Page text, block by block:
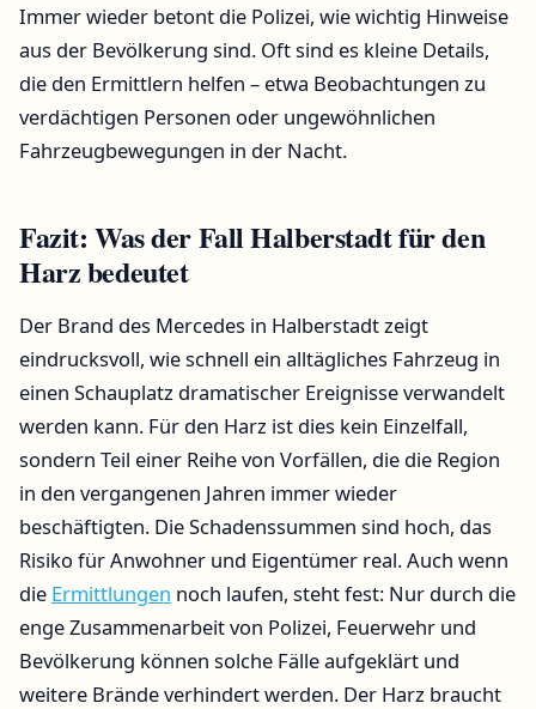
Immer wieder betont die Polizei, wie wichtig Hinweise
aus der Bevölkerung sind. Oft sind es kleine Details,
die den Ermittlern helfen – etwa Beobachtungen zu
verdächtigen Personen oder ungewöhnlichen
Fahrzeugbewegungen in der Nacht.
Fazit: Was der Fall Halberstadt für den
Harz bedeutet
Der Brand des Mercedes in Halberstadt zeigt
eindrucksvoll, wie schnell ein alltägliches Fahrzeug in
einen Schauplatz dramatischer Ereignisse verwandelt
werden kann. Für den Harz ist dies kein Einzelfall,
sondern Teil einer Reihe von Vorfällen, die die Region
in den vergangenen Jahren immer wieder
beschäftigten. Die Schadenssummen sind hoch, das
Risiko für Anwohner und Eigentümer real. Auch wenn
die Ermittlungen noch laufen, steht fest: Nur durch die
enge Zusammenarbeit von Polizei, Feuerwehr und
Bevölkerung können solche Fälle aufgeklärt und
weitere Brände verhindert werden. Der Harz braucht